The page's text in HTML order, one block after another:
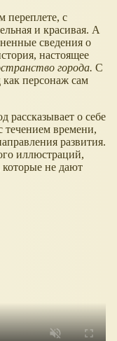
переплете, с
и красивая. А
сведения о
настоящее
города. С
как персонаж сам
рассказывает о себе
течением времени,
развития.
иллюстраций,
не дают